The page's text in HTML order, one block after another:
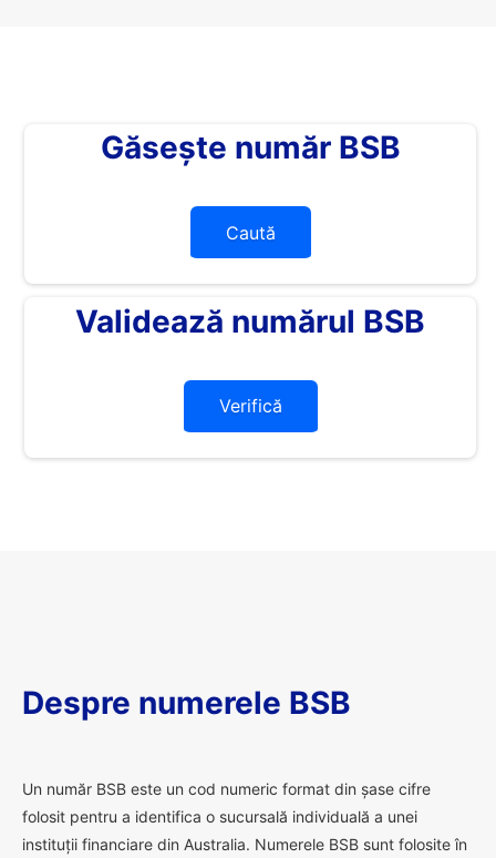
Găsește număr BSB
Caută
Validează numărul BSB
Verifică
Despre numerele BSB
Un număr BSB este un cod numeric format din șase cifre
folosit pentru a identifica o sucursală individuală a unei
instituții financiare din Australia. Numerele BSB sunt folosite în